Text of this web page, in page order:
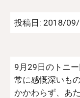
投稿日: 2018/
9月29日のトニ
常に感慨深いも
かかわらず、あ